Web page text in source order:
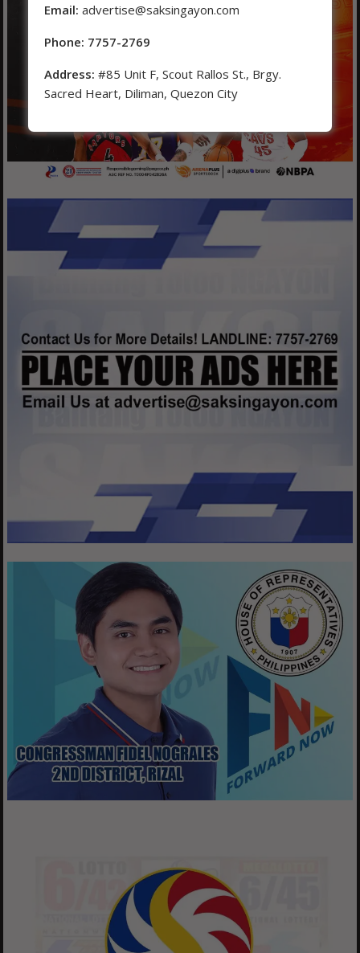
Email: advertise@saksingayon.com
Phone: 7757-2769
Address: #85 Unit F, Scout Rallos St., Brgy.
Sacred Heart, Diliman, Quezon City